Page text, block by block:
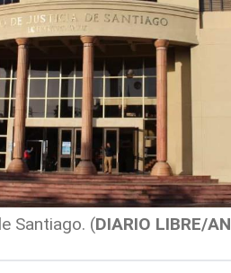
Santiago. (DIARIO LIBRE/